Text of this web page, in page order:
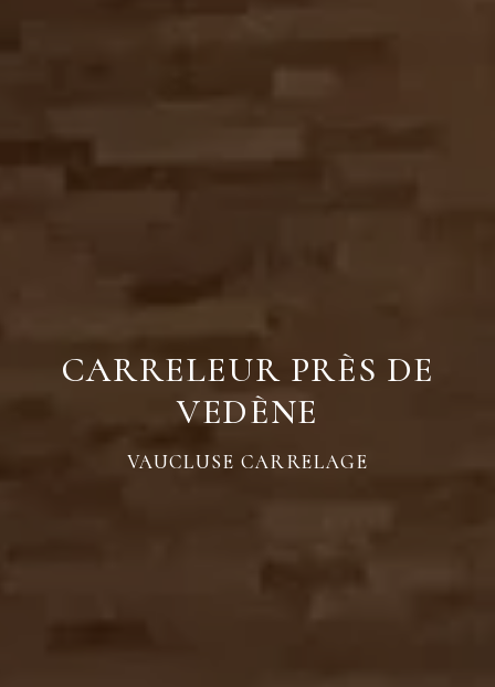
CARRELEUR PRÈS DE
VEDÈNE
VAUCLUSE CARRELAGE